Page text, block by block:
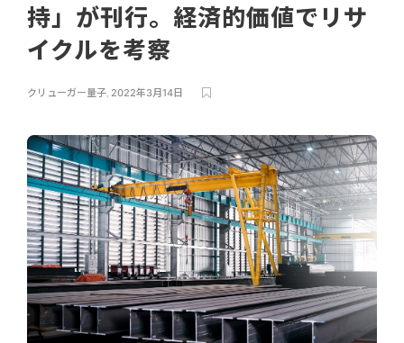
持」が刊行。経済的価値でリサ
イクルを考察
クリューガー量子, 2022年3月14日